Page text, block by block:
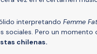
interpretando Femme
sociales. Pero un momento
chilenas.